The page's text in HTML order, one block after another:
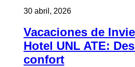
30 abril, 2026
Vacaciones de
Hotel UNL ATE:
confort